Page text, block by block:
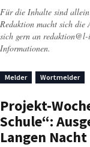
Für die Inhalte sind
Redaktion macht sich die
sich gern an redaktion@l-
Informationen.
Melder Wortmelder
Projekt-
Schule“:
Langen